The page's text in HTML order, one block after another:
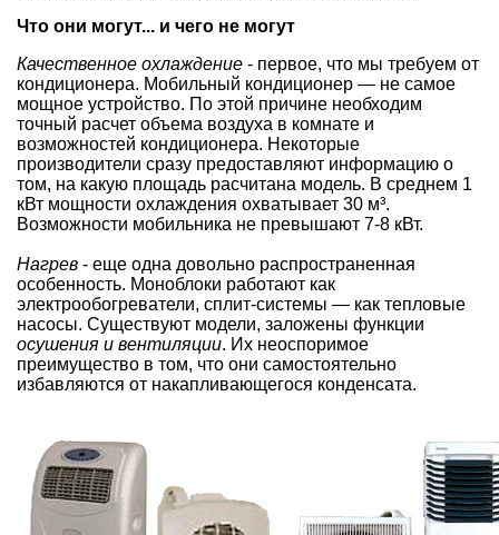
Что они могут... и чего не могут
Качественное охлаждение - первое, что мы требуем от
кондиционера. Мобильный кондиционер — не самое
мощное устройство. По этой причине необходим
точный расчет объема воздуха в комнате и
возможностей кондиционера. Некоторые
производители сразу предоставляют информацию о
том, на какую площадь расчитана модель. В среднем 1
кВт мощности охлаждения охватывает 30 м³.
Возможности мобильника не превышают 7-8 кВт.
Нагрев - еще одна довольно распространенная
особенность. Моноблоки работают как
электрообогреватели, сплит-системы — как тепловые
насосы. Существуют модели, заложены функции
осушения и вентиляции. Их неоспоримое
преимущество в том, что они самостоятельно
избавляются от накапливающегося конденсата.